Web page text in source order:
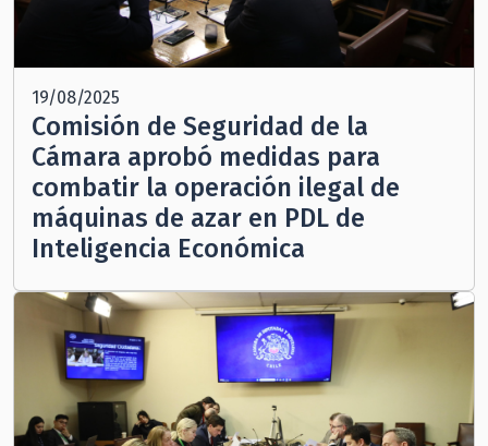
19/08/2025
Comisión de Seguridad de la
Cámara aprobó medidas para
combatir la operación ilegal de
máquinas de azar en PDL de
Inteligencia Económica